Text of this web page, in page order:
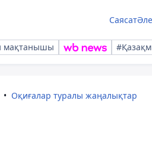
Саясат
мақтанышы
Оқиғалар туралы жаңалықтар